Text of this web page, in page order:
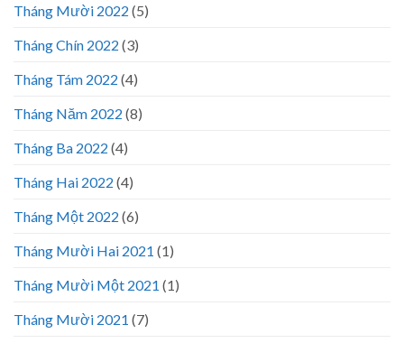
Tháng Mười 2022 (5)
Tháng Chín 2022 (3)
Tháng Tám 2022 (4)
Tháng Năm 2022 (8)
Tháng Ba 2022 (4)
Tháng Hai 2022 (4)
Tháng Một 2022 (6)
Tháng Mười Hai 2021 (1)
Tháng Mười Một 2021 (1)
Tháng Mười 2021 (7)